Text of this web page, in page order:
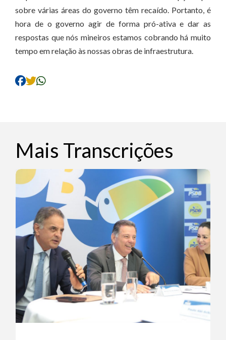
sobre várias áreas do governo têm recaído. Portanto, é
hora de o governo agir de forma pró-ativa e dar as
respostas que nós mineiros estamos cobrando há muito
tempo em relação às nossas obras de infraestrutura.
Mais Transcrições